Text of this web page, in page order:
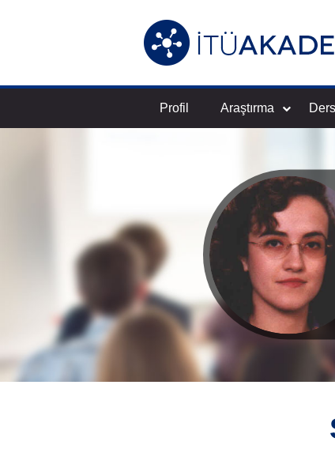
Profil Araştırma